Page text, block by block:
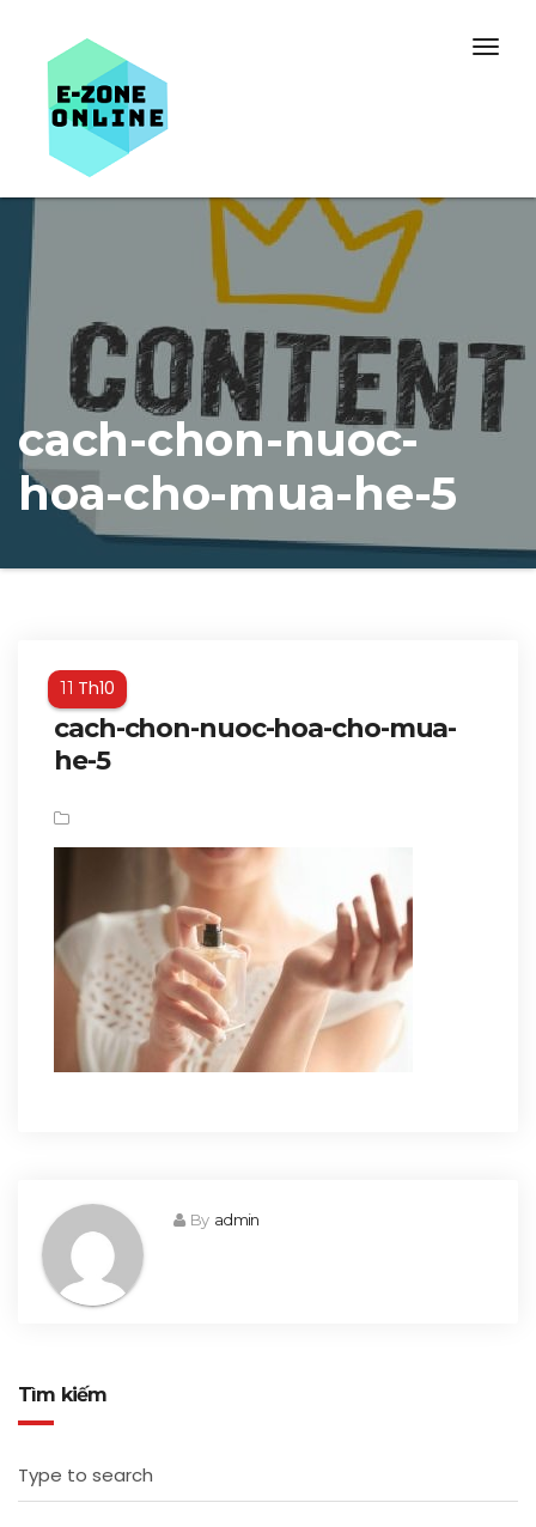
cach-chon-nuoc-
hoa-cho-mua-he-5
11 Th10
cach-chon-nuoc-hoa-cho-mua-
he-5
By admin
Tìm kiếm
Type to search